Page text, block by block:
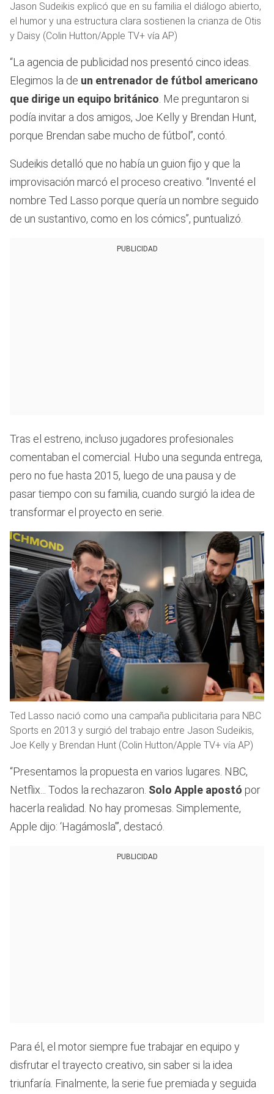
Jason Sudeikis explicó que en su familia el diálogo abierto,
el humor y una estructura clara sostienen la crianza de Otis
y Daisy (Colin Hutton/Apple TV+ vía AP)
“La agencia de publicidad nos presentó cinco ideas.
Elegimos la de un entrenador de fútbol americano
que dirige un equipo británico. Me preguntaron si
podía invitar a dos amigos, Joe Kelly y Brendan Hunt,
porque Brendan sabe mucho de fútbol”, contó.
Sudeikis detalló que no había un guion fijo y que la
improvisación marcó el proceso creativo. “Inventé el
nombre Ted Lasso porque quería un nombre seguido
de un sustantivo, como en los cómics”, puntualizó.
PUBLICIDAD
Tras el estreno, incluso jugadores profesionales
comentaban el comercial. Hubo una segunda entrega,
pero no fue hasta 2015, luego de una pausa y de
pasar tiempo con su familia, cuando surgió la idea de
transformar el proyecto en serie.
Ted Lasso nació como una campaña publicitaria para NBC
Sports en 2013 y surgió del trabajo entre Jason Sudeikis,
Joe Kelly y Brendan Hunt (Colin Hutton/Apple TV+ vía AP)
“Presentamos la propuesta en varios lugares. NBC,
Netflix... Todos la rechazaron. Solo Apple apostó por
hacerla realidad. No hay promesas. Simplemente,
Apple dijo: ‘Hagámosla’”, destacó.
PUBLICIDAD
Para él, el motor siempre fue trabajar en equipo y
disfrutar el trayecto creativo, sin saber si la idea
triunfaría. Finalmente, la serie fue premiada y seguida